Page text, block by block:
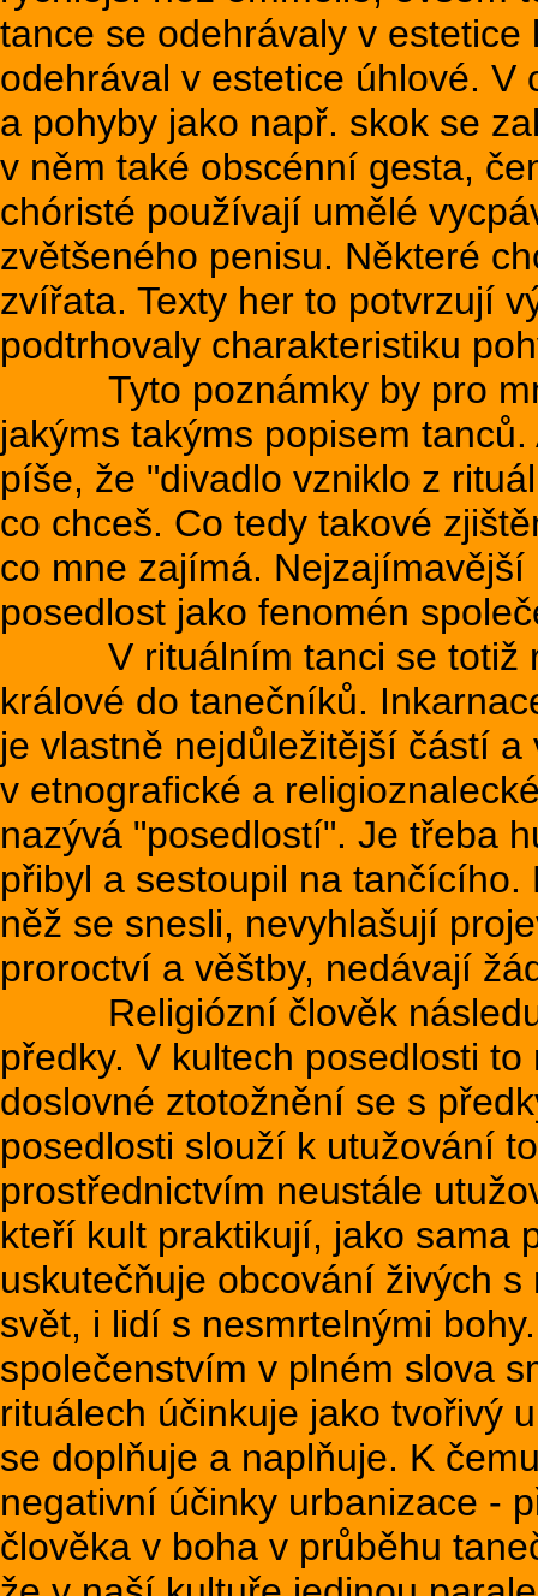
tance se odehrávaly v
odehrával v estetice úhlové. V
a pohyby jako např. skok se
v něm také obscénní gesta,
chóristé používají umělé
zvětšeného penisu. Některé
zvířata. Texty her to potvrzují
podtrhovaly charakteristiku
Tyto poznámky by pro
jakýms takýms popisem
píše, že "divadlo vzniklo z
co chceš. Co tedy takové
co mne zajímá.
posedlost jako fenomén
V rituálním tanci se totiž
králové do tanečníků.
je vlastně nejdůležitější částí
v etnografické a
nazývá "posedlostí". Je třeba
přibyl a sestoupil na
něž se snesli, nevyhlašují
proroctví a věštby, nedávají
Religiózní člověk
předky. V kultech posedlosti
doslovné ztotožnění se s
posedlosti slouží k utužování
prostřednictvím neustále
kteří kult praktikují, jako sama
uskutečňuje obcování živých
svět, i lidí s nesmrtelnými
společenstvím v plném slova
rituálech účinkuje jako tvořivý
se doplňuje a naplňuje. K
negativní účinky urbanizace -
člověka v boha v průběhu